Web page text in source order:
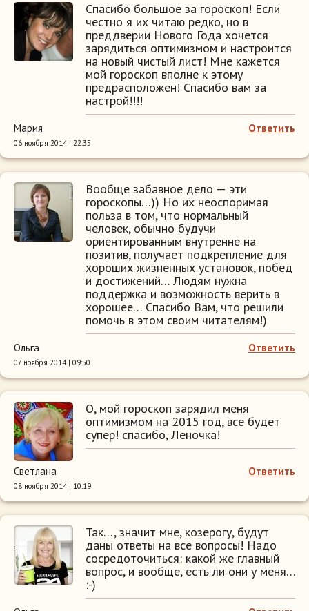
Спасибо большое за гороскоп! Если
честно я их читаю редко, но в
преддверии Нового Года хочется
зарядиться оптимизмом и настроится
на новый чистый лист! Мне кажется
мой гороскоп вполне к этому
предрасположен! Спасибо вам за
настрой!!!!
Ответить
Мария
06 ноября 2014 | 22:35
Вообще забавное дело — эти
гороскопы…)) Но их неоспоримая
польза в том, что нормальный
человек, обычно будучи
ориентированным внутренне на
позитив, получает подкрепление для
хороших жизненных установок, побед
и достижений… Людям нужна
поддержка и возможность верить в
хорошее… Спасибо Вам, что решили
помочь в этом своим читателям!)
Ответить
Ольга
07 ноября 2014 | 09:50
О, мой гороскоп зарядил меня
оптимизмом на 2015 год, все будет
супер! спасибо, Леночка!
Ответить
Светлана
08 ноября 2014 | 10:19
Так…, значит мне, козерогу, будут
даны ответы на все вопросы! Надо
сосредоточиться: какой же главный
вопрос, и вообще, есть ли они у меня…
:-)